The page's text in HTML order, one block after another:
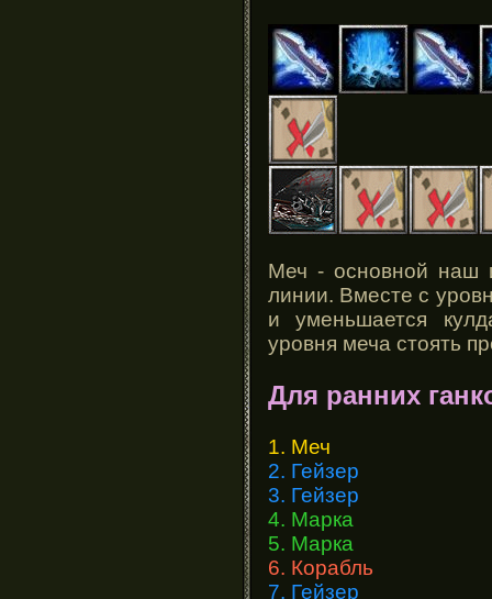
Меч - основной наш
линии. Вместе с
и уменьшается
уровня меча стоять
Для ранних
1. Меч
2. Гейзер
3. Гейзер
4. Марка
5. Марка
6. Корабль
7. Гейзер